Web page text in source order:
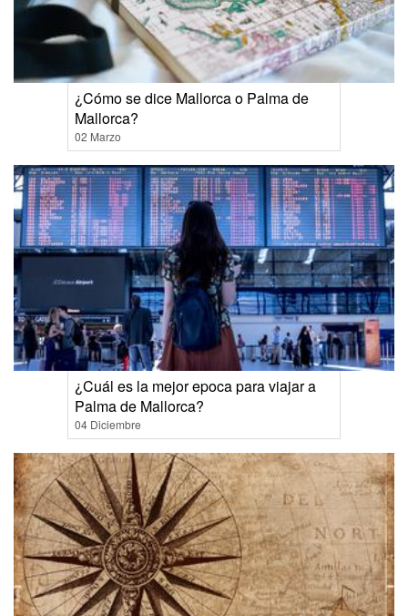
¿Cómo se dice Mallorca o Palma de
Mallorca?
02 Marzo
¿Cuál es la mejor epoca para viajar a
Palma de Mallorca?
04 Diciembre